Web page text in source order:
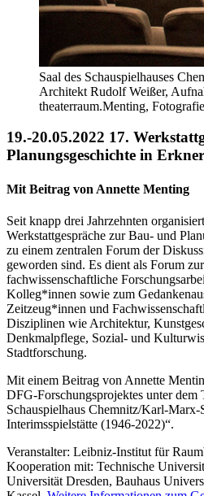
Saal des Schauspielhauses
Architekt Rudolf Weißer,
theaterraum.Menting,
19.-20.05.2022 17.
Planungsgeschichte in Erkner
Mit Beitrag von Annette Menting
Seit knapp drei Jahrzehnten
Werkstattgespräche zur Bau- und
zu einem zentralen Forum der
geworden sind. Es dient als Forum
fachwissenschaftliche
Kolleg*innen sowie zum
Zeitzeug*innen und
Disziplinen wie Architektur,
Denkmalpflege, Sozial- und
Stadtforschung.
Mit einem Beitrag von Annette
DFG-Forschungsprojektes unter dem
Schauspielhaus Chemnitz/Karl-
Interimsspielstätte (1946-2022)“.
Veranstalter: Leibniz-Institut für
Kooperation mit: Technische
Universität Dresden, Bauhaus